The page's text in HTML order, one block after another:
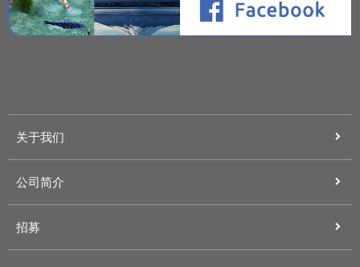
关于我们
公司简介
招募